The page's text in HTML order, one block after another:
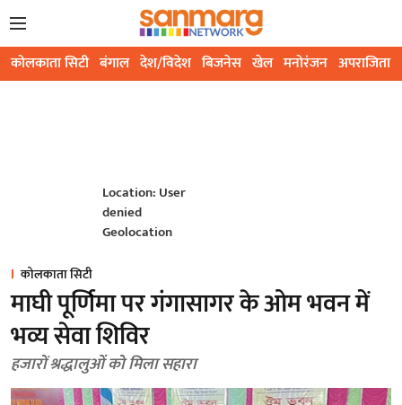
कोलकाता सिटी बंगाल देश/विदेश बिजनेस खेल मनोरंजन अपराजिता
Location: User
denied
Geolocation
कोलकाता सिटी
माघी पूर्णिमा पर गंगासागर के ओम भवन में
भव्य सेवा शिविर
हजारों श्रद्धालुओं को मिला सहारा